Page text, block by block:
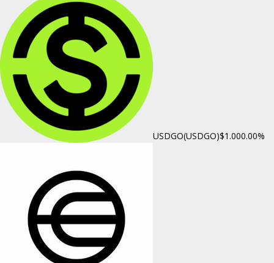
USDGO(USDGO)$1.000.00%